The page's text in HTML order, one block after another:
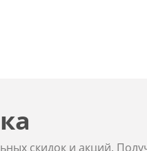
скидок и акций.